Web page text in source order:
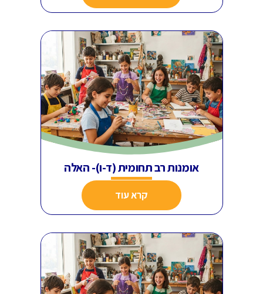
אומנות רב תחומית (ד-ו)- האלה
קרא עוד